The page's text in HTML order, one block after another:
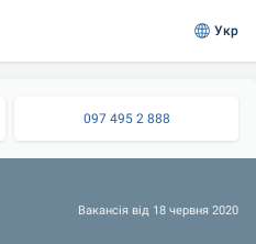
Укр
097 495 2 888
Вакансія від 18 червня 2020